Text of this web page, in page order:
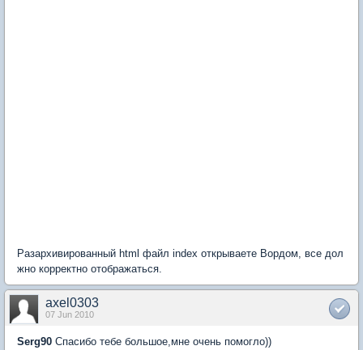
Разархивированный html файл index открываете Вордом, все дол
жно корректно отображаться.
axel0303
07 Jun 2010
Serg90 Спасибо тебе большое,мне очень помогло))